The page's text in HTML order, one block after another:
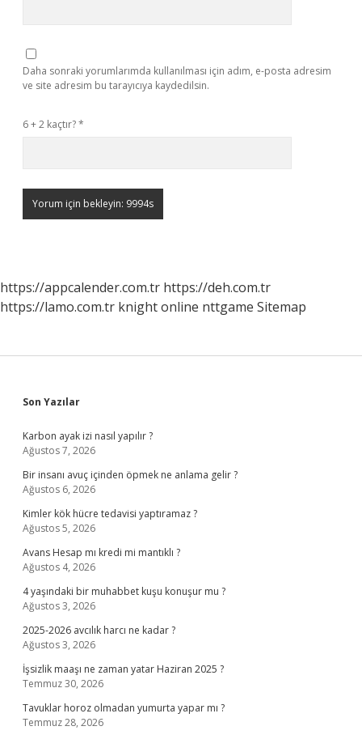
Daha sonraki yorumlarımda kullanılması için adım, e-posta adresim
ve site adresim bu tarayıcıya kaydedilsin.
6 + 2 kaçtır?*
https://appcalender.com.tr https://deh.com.tr
https://lamo.com.tr knight online nttgame Sitemap
Sidebar
Son Yazılar
Karbon ayak izi nasıl yapılır ?
Ağustos 7, 2026
Bir insanı avuç içinden öpmek ne anlama gelir ?
Ağustos 6, 2026
Kimler kök hücre tedavisi yaptıramaz ?
Ağustos 5, 2026
Avans Hesap mı kredi mi mantıklı ?
Ağustos 4, 2026
4 yaşındaki bir muhabbet kuşu konuşur mu ?
Ağustos 3, 2026
2025-2026 avcılık harcı ne kadar ?
Ağustos 3, 2026
İşsizlik maaşı ne zaman yatar Haziran 2025 ?
Temmuz 30, 2026
Tavuklar horoz olmadan yumurta yapar mı ?
Temmuz 28, 2026